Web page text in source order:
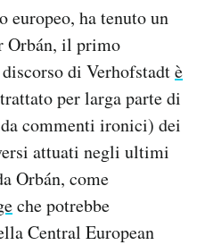
europeo, ha tenuto un
Orbán, il primo
di Verhofstadtè
per larga parte di
commenti ironici) dei
attuati negli ultimi
Orbán, come
che potrebbe
Central European